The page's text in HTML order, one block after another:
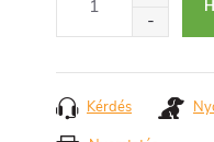
Kérdés